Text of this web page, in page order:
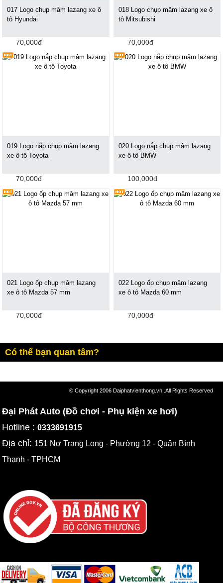
017 Logo chụp mâm lazang xe ô
tô Hyundai
70,000đ
018 Logo chụp mâm lazang xe ô
tô Mitsubishi
70,000đ
019 Logo nắp chụp mâm lazang
xe ô tô Toyota
70,000đ
020 Logo nắp chụp mâm lazang
xe ô tô BMW
100,000đ
021 Logo ốp chụp mâm lazang
xe ô tô Mazda 57 mm
70,000đ
022 Logo ốp chụp mâm lazang
xe ô tô Mazda 60 mm
70,000đ
Có thể bạn quan tâm?
© Copyright 2006 Daiphatvienthong.vn .All Rights Reserved
Đại Phát Auto (Đồ chơi - Phụ kiện xe hơi)
Hotline :0333691915
Địa chỉ: 151 Nơ Trang Long - Phường 12 - Quận Bình
Thạnh - TPHCM